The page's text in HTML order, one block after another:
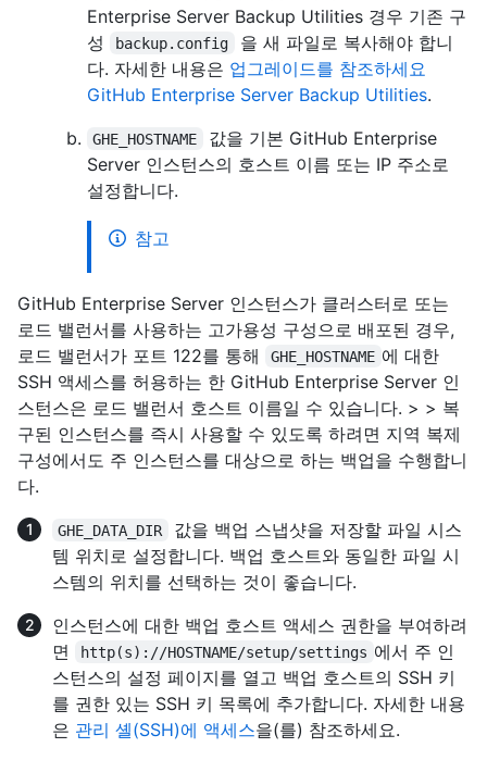
Enterprise Server Backup Utilities 경우 기존 구
성
backup.config
을 새 파일로 복사해야 합니
다. 자세한 내용은 업그레이드를 참조하세요
GitHub Enterprise Server Backup Utilities.
GHE_HOSTNAME
값을 기본 GitHub Enterprise
Server 인스턴스의 호스트 이름 또는 IP 주소로
설정합니다.
참고
GitHub Enterprise Server 인스턴스가 클러스터로 또는
로드 밸런서를 사용하는 고가용성 구성으로 배포된 경우,
로드 밸런서가 포트 122를 통해
GHE_HOSTNAME 에 대한
SSH 액세스를 허용하는 한 GitHub Enterprise Server 인
스턴스은 로드 밸런서 호스트 이름일 수 있습니다. > > 복
구된 인스턴스를 즉시 사용할 수 있도록 하려면 지역 복제
구성에서도 주 인스턴스를 대상으로 하는 백업을 수행합니
다.
GHE_DATA_DIR
값을 백업 스냅샷을 저장할 파일 시스
템 위치로 설정합니다. 백업 호스트와 동일한 파일 시
스템의 위치를 선택하는 것이 좋습니다.
인스턴스에 대한 백업 호스트 액세스 권한을 부여하려
면
http(s)://HOSTNAME/setup/settings 에서 주 인
스턴스의 설정 페이지를 열고 백업 호스트의 SSH 키
를 권한 있는 SSH 키 목록에 추가합니다. 자세한 내용
은 관리 셸(SSH)에 액세스을(를) 참조하세요.